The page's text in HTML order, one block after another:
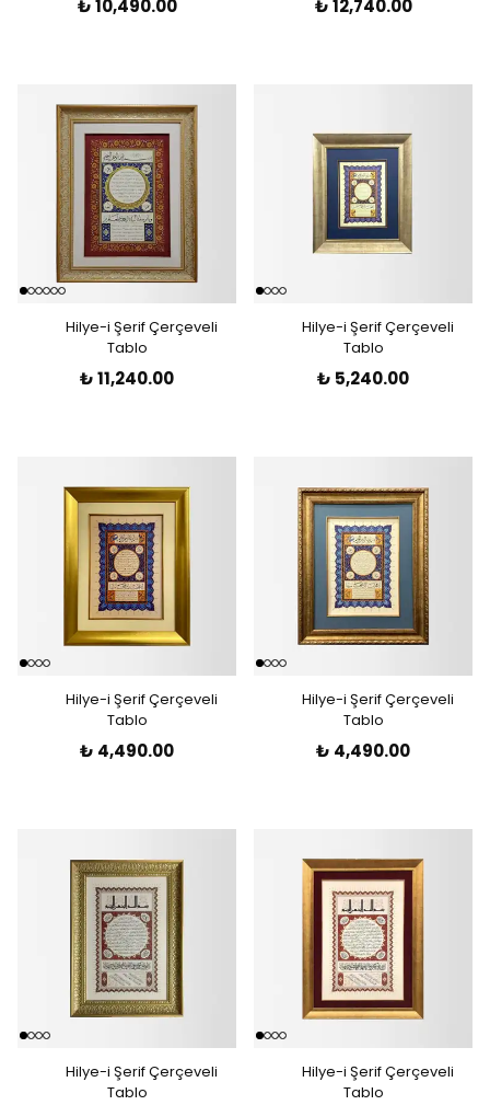
₺ 10,490.00 ₺ 12,740.00
Hilye-i Şerif Çerçeveli
Tablo
₺ 11,240.00
Hilye-i Şerif Çerçeveli
Tablo
₺ 5,240.00
Hilye-i Şerif Çerçeveli
Tablo
₺ 4,490.00
Hilye-i Şerif Çerçeveli
Tablo
₺ 4,490.00
Hilye-i Şerif Çerçeveli
Tablo
Hilye-i Şerif Çerçeveli
Tablo